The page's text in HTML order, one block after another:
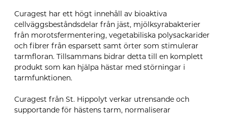
Curagest har ett högt innehåll av bioaktiva
cellväggsbeståndsdelar från jäst, mjölksyrabakterier
från morotsfermentering, vegetabiliska polysackarider
och fibrer från esparsett samt örter som stimulerar
tarmfloran. Tillsammans bidrar detta till en komplett
produkt som kan hjälpa hästar med störningar i
tarmfunktionen.
Curagest från St. Hippolyt verkar utrensande och
supportande för hästens tarm, normaliserar